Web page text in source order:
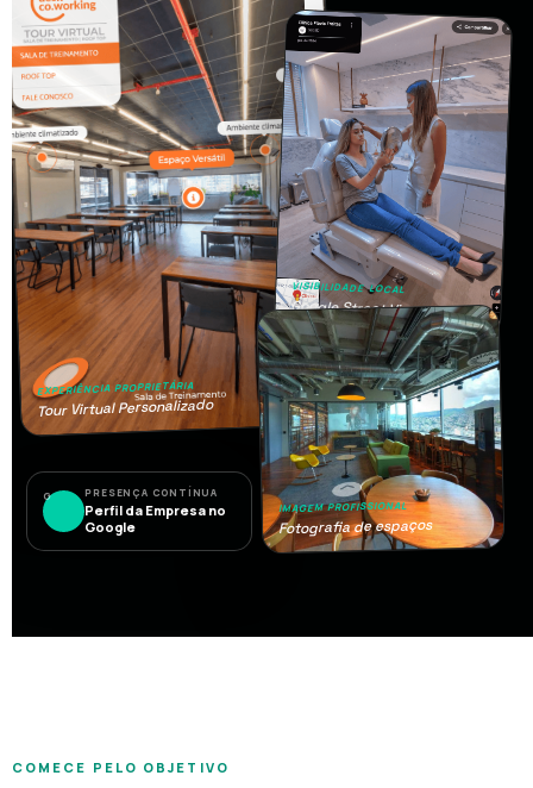
EXPERIÊNCIA PROPRIETÁRIA
Tour Virtual Personalizado
VISIBILIDADE LOCAL
Google Street View
IMAGEM PROFISSIONAL
Fotografia de espaços
G PRESENÇA CONTÍNUA
Perfil da Empresa no
Google
COMECE PELO OBJETIVO